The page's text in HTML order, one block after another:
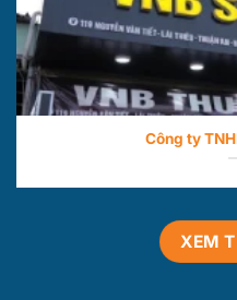
Công ty
XEM